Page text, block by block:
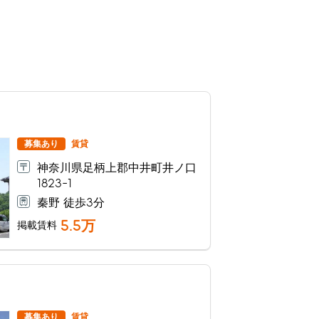
募集あり 賃貸
神奈川県足柄上郡中井町井ノ口
1823-1
秦野 徒歩3分
掲載賃料 5.5万
募集あり 賃貸